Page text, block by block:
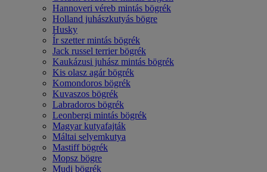
Hannoveri véreb mintás bögrék
Holland juhászkutyás bögre
Husky
Ír szetter mintás bögrék
Jack russel terrier bögrék
Kaukázusi juhász mintás bögrék
Kis olasz agár bögrék
Komondoros bögrék
Kuvaszos bögrék
Labradoros bögrék
Leonbergi mintás bögrék
Magyar kutyafajták
Máltai selyemkutya
Mastiff bögrék
Mopsz bögre
Mudi bögrék